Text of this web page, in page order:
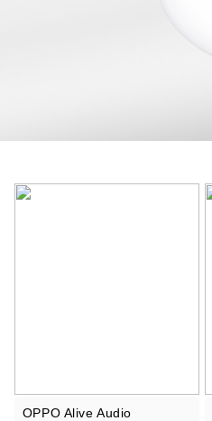
OPPO Alive Audio